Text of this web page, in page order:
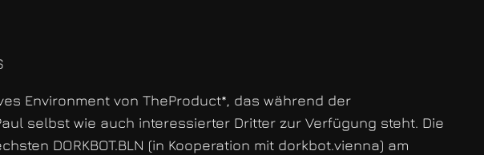
Environment von TheProduct*, das während der
selbst wie auch interessierter Dritter zur Verfügung steht. Die
DORKBOT.BLN (in Kooperation mit dorkbot.vienna) am